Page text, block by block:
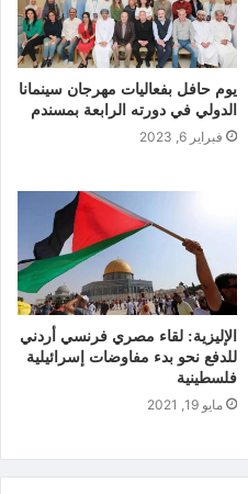
يوم حافل بفعاليات مهرجان سينمانا
الدولي في دورته الرابعة بمسندم
فبراير 6, 2023
الإليزية: لقاء مصري فرنسي أردني
للدفع نحو بدء مفاوضات إسرائيلية
فلسطينية
مايو 19, 2021